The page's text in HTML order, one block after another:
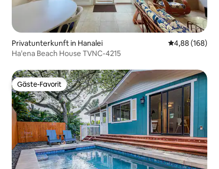
Privatunterkunft in Hanalei
4,88 (168)
Ha'ena Beach House TVNC-4215
Gäste-Favorit
Gäste-Favorit